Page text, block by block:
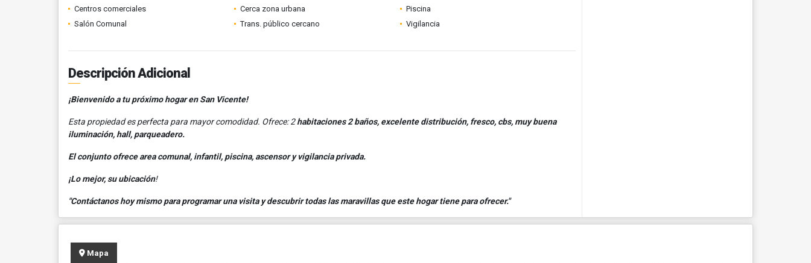
Centros comerciales
Cerca zona urbana
Piscina
Salón Comunal
Trans. público cercano Vigilancia
Descripción Adicional
¡Bienvenido a tu próximo hogar en San Vicente!
Esta propiedad es perfecta para mayor comodidad. Ofrece: 2habitaciones 2 baños, excelente distribución, fresco, cbs, muy buena
iluminación, hall, parqueadero.
El conjunto ofrece area comunal, infantil, piscina, ascensor y vigilancia privada.
¡Lo mejor, su ubicación!
"Contáctanos hoy mismo para programar una visita y descubrir todas las maravillas que este hogar tiene para ofrecer."
Mapa